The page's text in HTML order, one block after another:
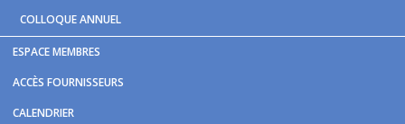
ESPACE MEMBRES
ACCÈS FOURNISSEURS
CALENDRIER
COLLOQUE ANNUEL
Vous êtes ici :Accueil